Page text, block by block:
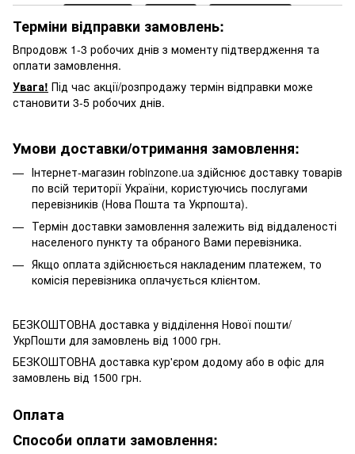
Терміни відправки замовлень:
Впродовж 1-3 робочих днів з моменту підтвердження та
оплати замовлення.
Увага! Під час акції/розпродажу термін відправки може
становити 3-5 робочих днів.
Умови доставки/отримання замовлення:
Інтернет-магазин robinzone.ua здійснює доставку товарів
по всій території України, користуючись послугами
перевізників (Нова Пошта та Укрпошта).
Термін доставки замовлення залежить від віддаленості
населеного пункту та обраного Вами перевізника.
Якщо оплата здійснюється накладеним платежем, то
комісія перевізника оплачується клієнтом.
БЕЗКОШТОВНА доставка у відділення Нової пошти/
УкрПошти для замовлень від 1000 грн.
БЕЗКОШТОВНА доставка кур'єром додому або в офіс для
замовлень від 1500 грн.
Оплата
Способи оплати замовлення: